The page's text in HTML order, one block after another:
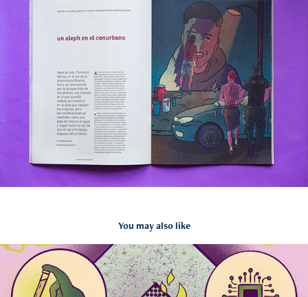
You may also like